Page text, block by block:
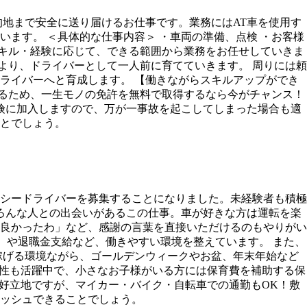
まで安全に送り届けるお仕事です。業務にはAT車を使用す
ます。 ＜具体的な仕事内容＞ ・車両の準備、点検 ・お客様
・経験に応じて、できる範囲から業務をお任せしていきま
、ドライバーとして一人前に育てていきます。 周りには頼
イバーへと育成します。 【働きながらスキルアップができ
め、一生モノの免許を無料で取得するなら今がチャンス！
加入しますので、万が一事故を起こしてしまった場合も適
でしょう。
ードライバーを募集することになりました。未経験者も積極
な人との出会いがあるこの仕事。車が好きな方は運転を楽
かったわ」など、感謝の言葉を直接いただけるのもやりがい
退職金支給など、働きやすい環境を整えています。 また、
る環境ながら、ゴールデンウィークやお盆、年末年始など
活躍中で、小さなお子様がいる方には保育費を補助する保
立地ですが、マイカー・バイク・自転車での通勤もOK！敷
シュできることでしょう。